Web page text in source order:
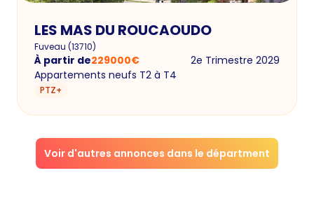
LES MAS DU ROUCAOUDO
Fuveau (13710)
À partir de229000€
2e Trimestre 2029
Appartements neufs T2 à T4
PTZ+
Voir d'autres annonces dans le départment